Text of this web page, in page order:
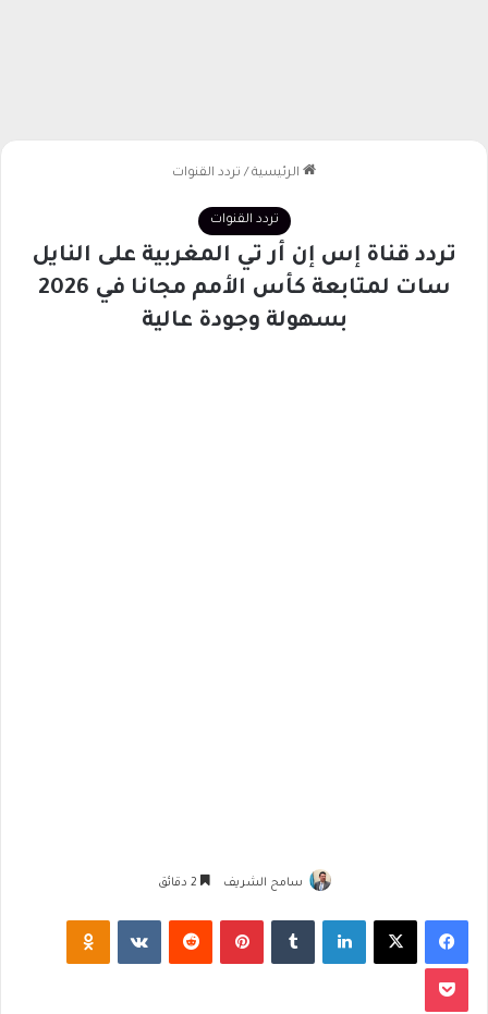
الرئيسية / تردد القنوات
تردد القنوات
تردد قناة إس إن أر تي المغربية على النايل
سات لمتابعة كأس الأمم مجانا في 2026
بسهولة وجودة عالية
سامح الشريف
فيسبوك لينكدإن بينتيريست